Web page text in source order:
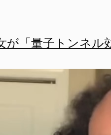
が「量子トンネル